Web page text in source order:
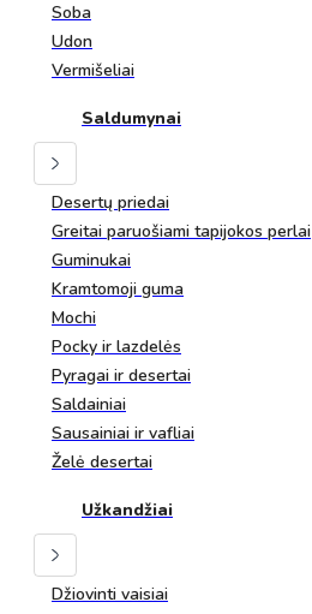
Soba
Udon
Vermišeliai
Saldumynai
Desertų priedai
Greitai paruošiami tapijokos perlai
Guminukai
Kramtomoji guma
Mochi
Pocky ir lazdelės
Pyragai ir desertai
Saldainiai
Sausainiai ir vafliai
Želė desertai
Užkandžiai
Džiovinti vaisiai